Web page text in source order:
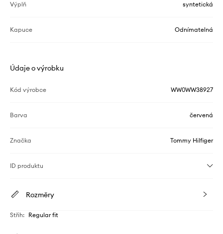
Výplň syntetická
Kapuce Odnímatelná
Údaje o výrobku
Kód výrobce WW0WW38927
Barva červená
Značka Tommy Hilfiger
ID produktu
Rozměry
Střih: Regular fit